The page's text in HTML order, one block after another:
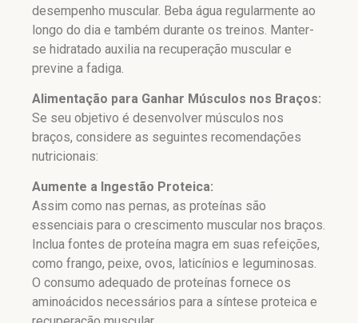
desempenho muscular. Beba água regularmente ao
longo do dia e também durante os treinos. Manter-
se hidratado auxilia na recuperação muscular e
previne a fadiga.
Alimentação para Ganhar Músculos nos Braços:
Se seu objetivo é desenvolver músculos nos
braços, considere as seguintes recomendações
nutricionais:
Aumente a Ingestão Proteica:
Assim como nas pernas, as proteínas são
essenciais para o crescimento muscular nos braços.
Inclua fontes de proteína magra em suas refeições,
como frango, peixe, ovos, laticínios e leguminosas.
O consumo adequado de proteínas fornece os
aminoácidos necessários para a síntese proteica e